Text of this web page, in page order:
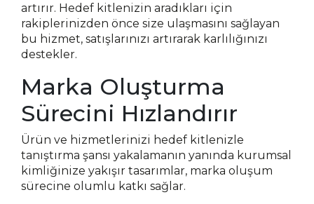
artırır. Hedef kitlenizin aradıkları için
rakiplerinizden önce size ulaşmasını sağlayan
bu hizmet, satışlarınızı artırarak karlılığınızı
destekler.
Marka Oluşturma
Sürecini Hızlandırır
Ürün ve hizmetlerinizi hedef kitlenizle
tanıştırma şansı yakalamanın yanında kurumsal
kimliğinize yakışır tasarımlar, marka oluşum
sürecine olumlu katkı sağlar.